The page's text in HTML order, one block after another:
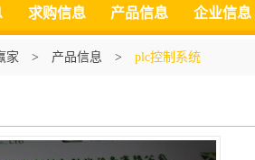
求购信息 产品信息 企业信息
家 > 产品信息 > plc控制系统